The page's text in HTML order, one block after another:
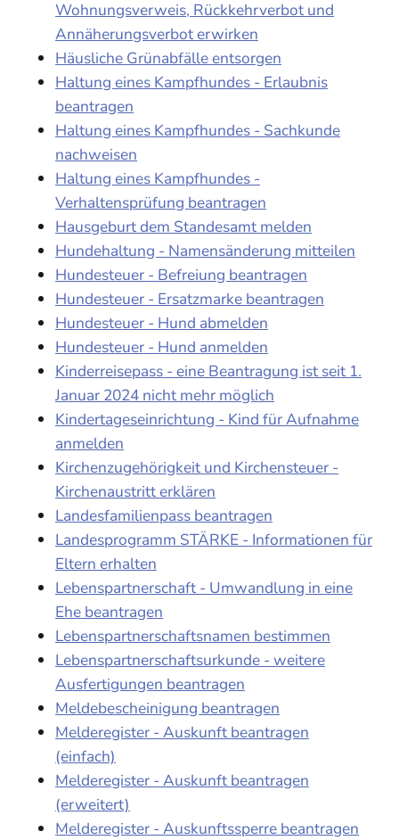
Wohnungsverweis, Rückkehrverbot und
Annäherungsverbot erwirken
Häusliche Grünabfälle entsorgen
Haltung eines Kampfhundes - Erlaubnis
beantragen
Haltung eines Kampfhundes - Sachkunde
nachweisen
Haltung eines Kampfhundes -
Verhaltensprüfung beantragen
Hausgeburt dem Standesamt melden
Hundehaltung - Namensänderung mitteilen
Hundesteuer - Befreiung beantragen
Hundesteuer - Ersatzmarke beantragen
Hundesteuer - Hund abmelden
Hundesteuer - Hund anmelden
Kinderreisepass - eine Beantragung ist seit 1.
Januar 2024 nicht mehr möglich
Kindertageseinrichtung - Kind für Aufnahme
anmelden
Kirchenzugehörigkeit und Kirchensteuer -
Kirchenaustritt erklären
Landesfamilienpass beantragen
Landesprogramm STÄRKE - Informationen für
Eltern erhalten
Lebenspartnerschaft - Umwandlung in eine
Ehe beantragen
Lebenspartnerschaftsnamen bestimmen
Lebenspartnerschaftsurkunde - weitere
Ausfertigungen beantragen
Meldebescheinigung beantragen
Melderegister - Auskunft beantragen
(einfach)
Melderegister - Auskunft beantragen
(erweitert)
Melderegister - Auskunftssperre beantragen